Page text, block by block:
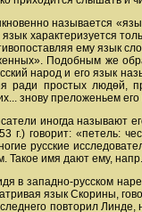
называется
характеризуется
ему язык
Подобным же
народ и его язык
ради простых людѳй,
знову преложеньем
иногда называют
г.) говорит: «петель:
русские
Такое имя дают ему,
в западно-русском
язык Скорины,
повторил